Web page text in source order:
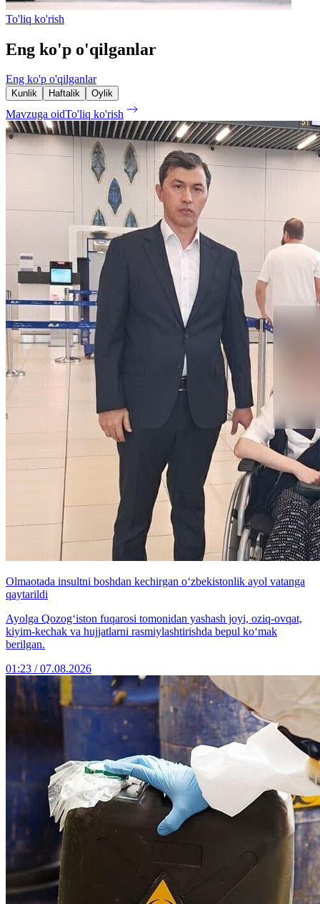
To'liq ko'rish
Eng ko'p o'qilganlar
Eng ko'p o'qilganlar
Kunlik Haftalik Oylik
Mavzuga oidTo'liq ko'rish
Olmaotada insultni boshdan kechirgan o‘zbekistonlik ayol vatanga
qaytarildi
Ayolga Qozog‘iston fuqarosi tomonidan yashash joyi, oziq-ovqat,
kiyim-kechak va hujjatlarni rasmiylashtirishda bepul ko‘mak
berilgan.
01:23 / 07.08.2026